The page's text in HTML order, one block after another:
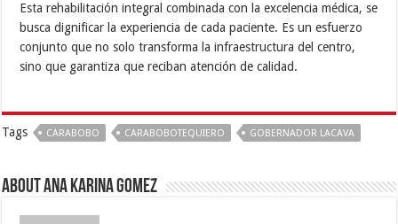
Esta rehabilitación integral combinada con la excelencia médica, se
busca dignificar la experiencia de cada paciente. Es un esfuerzo
conjunto que no solo transforma la infraestructura del centro,
sino que garantiza que reciban atención de calidad.
Tags CARABOBO CARABOBOTEQUIERO GOBERNADOR LACAVA
About Ana Karina Gomez